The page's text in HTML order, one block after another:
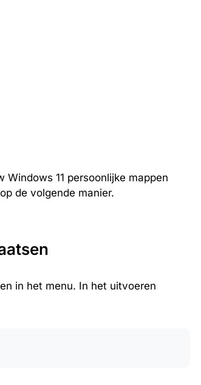
11 persoonlijke mappen
de volgende manier.
in het menu. In het uitvoeren